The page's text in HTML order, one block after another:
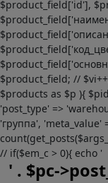
$product_field['id'],
$product_field; //
$products as $p ){
'post_type' =>
'группа', 'meta_value'
// if($em_c > 0){ echo '
' . $pc-